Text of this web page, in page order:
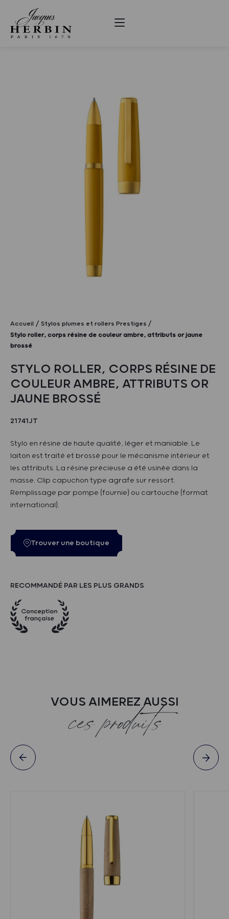
Accueil
Stylos plumes et rollers Prestiges
Stylo roller, corps résine de couleur ambre, attributs or jaune
brossé
STYLO ROLLER, CORPS RÉSINE DE
COULEUR AMBRE, ATTRIBUTS OR
JAUNE BROSSÉ
21741JT
Stylo en résine de haute qualité, léger et maniable. Le
laiton est traité et brossé pour le mécanisme intérieur et
les attributs. La résine précieuse a été usinée dans la
masse. Clip capuchon type agrafe sur ressort.
Remplissage par pompe (fournie) ou cartouche (format
international).
Trouver une boutique
RECOMMANDÉ PAR LES PLUS GRANDS
VOUS AIMEREZ AUSSI
ces produits